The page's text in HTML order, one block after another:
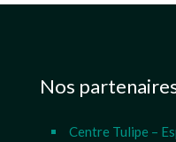
Nos
Centre Tulipe –